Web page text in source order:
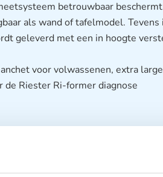
betrouwbaar
als wand of tafelmodel. Tevens
geleverd met een in hoogte
voor volwassenen, extra
de Riester Ri-former diagnose